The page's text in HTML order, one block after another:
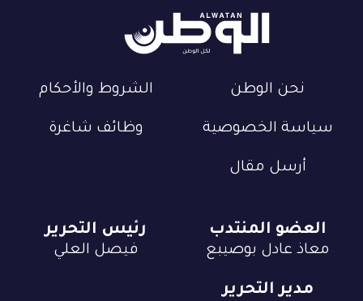
نحن الوطن الشروط والأحكام
سياسة الخصوصية وظائف شاغرة
أرسل مقال
العضو المنتدب
معاذ عادل بوصيبع
رئيس التحرير
فيصل العلي
مدير التحرير